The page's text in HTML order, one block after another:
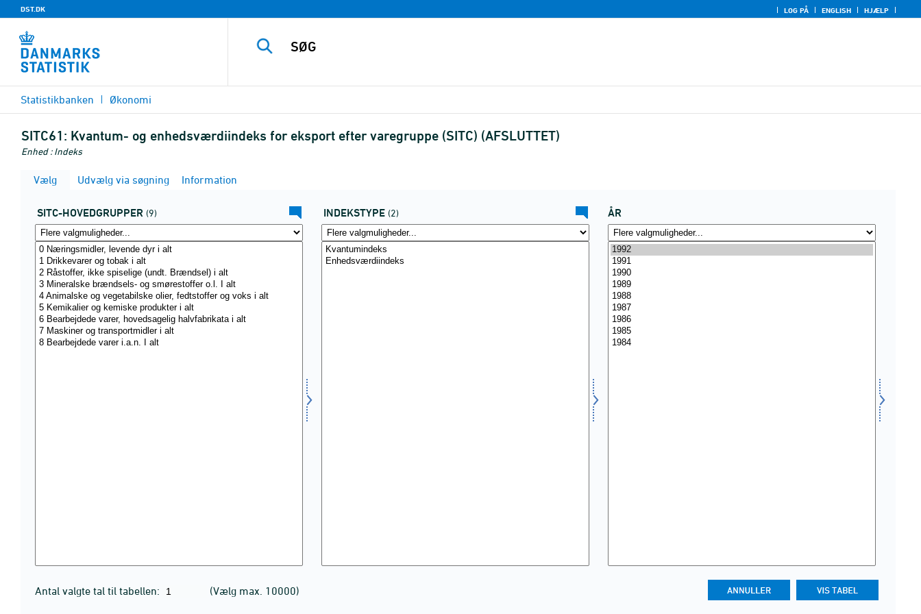
DST.DK LOG PÅ ENGLISH HJÆLP
Statistikbanken Økonomi
SITC61: Kvantum- og enhedsværdiindeks for eksport efter varegruppe (SITC) (AFSLUTTET)
Enhed : Indeks
Vælg Udvælg via søgning Information
SITC-HOVEDGRUPPER (9) INDEKSTYPE (2) ÅR
Antal valgte tal til tabellen: (Vælg max. 10000)